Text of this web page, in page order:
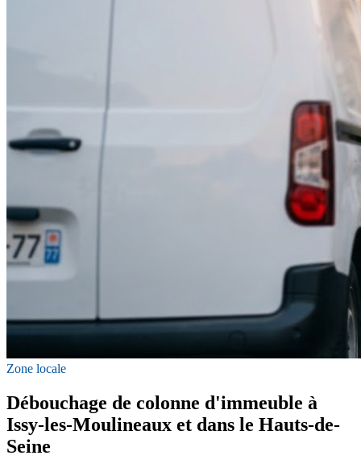
Zone locale
Débouchage de colonne d'immeuble à
Issy-les-Moulineaux et dans le Hauts-de-
Seine